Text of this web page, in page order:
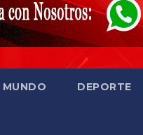
MUNDO DEPORTE